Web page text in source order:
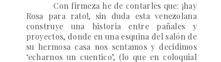
Con firmeza he de contarles que: ¡hay
Rosa para rato!, sin duda esta venezolana
construye una historia entre pañales y
proyectos, donde en una esquina del salón de
su hermosa casa nos sentamos y decidimos
‘echarnos un cuentico’, (lo que en coloquial